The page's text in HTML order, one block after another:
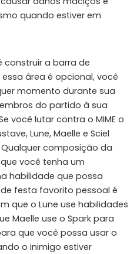
quando estiver em
construir a barra de
área é opcional, você
momento durante sua
do partido à sua
você lutar contra o MIME o
Lune, Maelle e Sciel
composição da
você tenha um
habilidade que possa
de festa favorito pessoal é
que o Lune use habilidades
Maelle use o Spark para
que você possa usar o
o inimigo estiver